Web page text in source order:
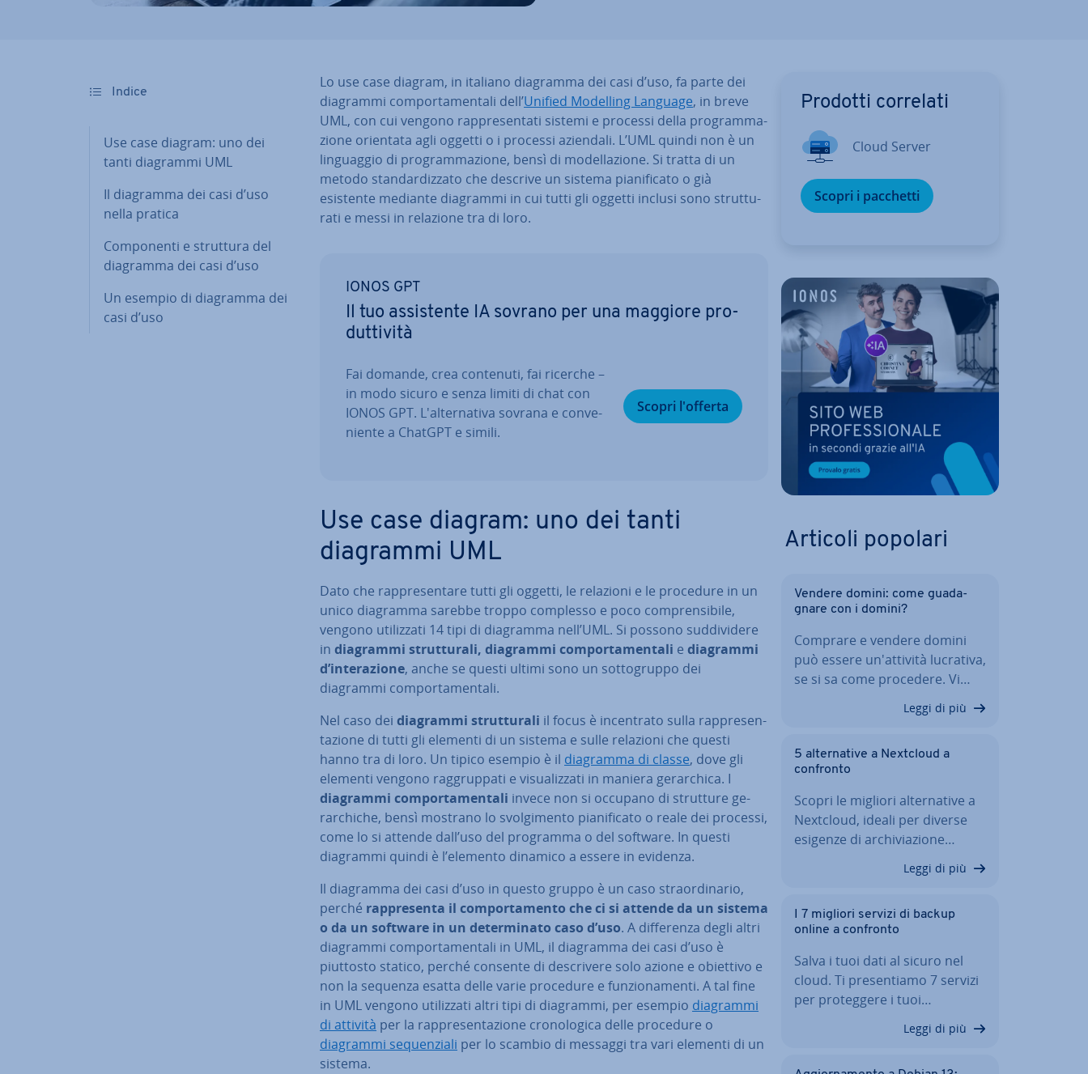
Indice
Use case diagram: uno dei
tanti diagrammi UML
Il diagramma dei casi d’uso
nella pratica
Com­po­nen­ti e struttura del
diagramma dei casi d’uso
Un esempio di diagramma dei
casi d’uso
Lo use case diagram, in italiano diagramma dei casi d’uso, fa parte dei
diagrammi com­por­ta­men­ta­li dell’Unified Modelling Language, in breve
UML, con cui vengono rap­pre­sen­ta­ti sistemi e processi della pro­gram­ma­
zio­ne orientata agli oggetti o i processi aziendali. L’UML quindi non è un
lin­guag­gio di pro­gram­ma­zio­ne, bensì di mo­del­la­zio­ne. Si tratta di un
metodo stan­dar­diz­za­to che descrive un sistema pia­ni­fi­ca­to o già
esistente mediante diagrammi in cui tutti gli oggetti inclusi sono strut­tu­
ra­ti e messi in relazione tra di loro.
IONOS GPT
Il tuo as­si­sten­te IA sovrano per una maggiore pro­
dut­ti­vi­tà
Fai domande, crea contenuti, fai ricerche –
in modo sicuro e senza limiti di chat con
IONOS GPT. L'al­ter­na­ti­va sovrana e con­ve­
nien­te a ChatGPT e simili.
Scopri l'offerta
Use case diagram: uno dei tanti
diagrammi UML
Dato che rap­pre­sen­ta­re tutti gli oggetti, le relazioni e le procedure in un
unico diagramma sarebbe troppo complesso e poco com­pren­si­bi­le,
vengono uti­liz­za­ti 14 tipi di diagramma nell’UML. Si possono sud­di­vi­de­re
in diagrammi strut­tu­ra­li, diagrammi com­por­ta­men­ta­li e diagrammi
d’in­te­ra­zio­ne, anche se questi ultimi sono un sot­to­grup­po dei
diagrammi com­por­ta­men­ta­li.
Nel caso dei diagrammi strut­tu­ra­li il focus è in­cen­tra­to sulla rap­pre­sen­
ta­zio­ne di tutti gli elementi di un sistema e sulle relazioni che questi
hanno tra di loro. Un tipico esempio è il diagramma di classe, dove gli
elementi vengono rag­grup­pa­ti e vi­sua­liz­za­ti in maniera ge­rar­chi­ca. I
diagrammi com­por­ta­men­ta­li invece non si occupano di strutture ge­
rar­chi­che, bensì mostrano lo svol­gi­men­to pia­ni­fi­ca­to o reale dei processi,
come lo si attende dall’uso del programma o del software. In questi
diagrammi quindi è l’elemento dinamico a essere in evidenza.
Il diagramma dei casi d’uso in questo gruppo è un caso straor­di­na­rio,
perché rap­pre­sen­ta il com­por­ta­men­to che ci si attende da un sistema
o da un software in un de­ter­mi­na­to caso d’uso. A dif­fe­ren­za degli altri
diagrammi com­por­ta­men­ta­li in UML, il diagramma dei casi d’uso è
piuttosto statico, perché consente di de­scri­ve­re solo azione e obiettivo e
non la sequenza esatta delle varie procedure e fun­zio­na­men­ti. A tal fine
in UML vengono uti­liz­za­ti altri tipi di diagrammi, per esempio diagrammi
di attività per la rap­pre­sen­ta­zio­ne cro­no­lo­gi­ca delle procedure o
diagrammi se­quen­zia­li per lo scambio di messaggi tra vari elementi di un
sistema.
Prodotti correlati
Cloud Server
Scopri i pacchetti
Articoli popolari
Vendere domini: come gua­da­
gna­re con i domini?
Comprare e vendere domini
può essere un'at­ti­vi­tà lucrativa,
se si sa come procedere. Vi…
Leggi di più
5 al­ter­na­ti­ve a Nextcloud a
confronto
Scopri le migliori al­ter­na­ti­ve a
Nextcloud, ideali per diverse
esigenze di ar­chi­via­zio­ne…
Leggi di più
I 7 migliori servizi di backup
online a confronto
Salva i tuoi dati al sicuro nel
cloud. Ti pre­sen­tia­mo 7 servizi
per pro­teg­ge­re i tuoi…
Leggi di più